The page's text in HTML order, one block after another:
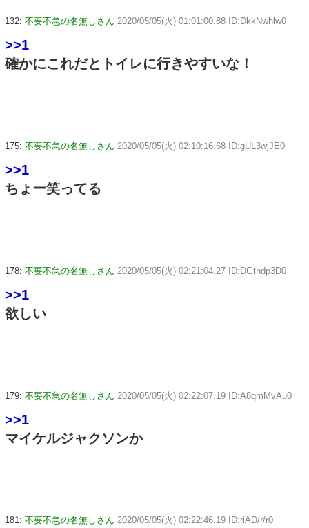
132: 不要不急の名無しさん 2020/05/05(火) 01:01:00.88 ID:DkkNwhlw0
>>1
確かにこれだとトイレに行きやすいな！
175: 不要不急の名無しさん 2020/05/05(火) 02:10:16.68 ID:gUL3wjJE0
>>1
ちょー笑ってる
178: 不要不急の名無しさん 2020/05/05(火) 02:21:04.27 ID:DGtndp3D0
>>1
欲しい
179: 不要不急の名無しさん 2020/05/05(火) 02:22:07.19 ID:A8qmMvAu0
>>1
マイケルジャクソンか
181: 不要不急の名無しさん 2020/05/05(火) 02:22:46.19 ID:riAD/r/r0